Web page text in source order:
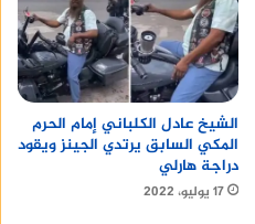
الشيخ عادل الكلباني إمام الحرم
المكي السابق يرتدي الجينز ويقود
دراجة هارلي
17 يوليو، 2022